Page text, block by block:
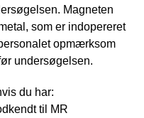
Magneten
som er indopereret
opmærksom
undersøgelsen.
du har:
til MR